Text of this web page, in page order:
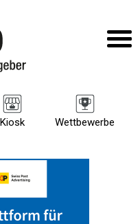
Kiosk Wettbewerbe